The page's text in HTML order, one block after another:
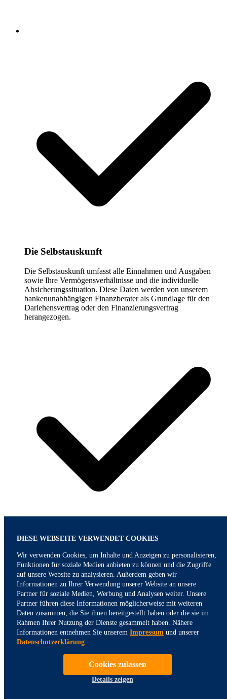
DIESE WEBSEITE VERWENDET COOKIES
Wir verwenden Cookies, um Inhalte und Anzeigen zu personalisieren,
Funktionen für soziale Medien anbieten zu können und die Zugriffe
auf unsere Website zu analysieren. Außerdem geben wir
Informationen zu Ihrer Verwendung unserer Website an unsere
Partner für soziale Medien, Werbung und Analysen weiter. Unsere
Partner führen diese Informationen möglicherweise mit weiteren
Daten zusammen, die Sie ihnen bereitgestellt haben oder die sie im
Rahmen Ihrer Nutzung der Dienste gesammelt haben. Nähere
Informationen entnehmen Sie unserem Impressum und unserer
Datenschutzerklärung.
Cookies zulassen
Details zeigen
Die Selbstauskunft
Die Selbstauskunft umfasst alle Einnahmen und Ausgaben
sowie Ihre Vermögensverhältnisse und die individuelle
Absicherungssituation. Diese Daten werden von unserem
bankenunabhängigen Finanzberater als Grundlage für den
Darlehensvertrag oder den Finanzierungsvertrag
herangezogen.